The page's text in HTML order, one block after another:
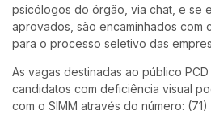
psicólogos do órgão, via chat, e se
aprovados, são encaminhados com
para o processo seletivo das
As vagas destinadas ao público
candidatos com deficiência visual
com o SIMM através do número: